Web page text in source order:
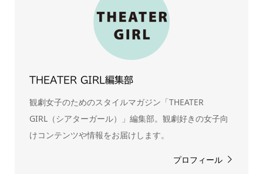
THEATER GIRL編集部
観劇女子のためのスタイルマガジン「THEATER
GIRL（シアターガール）」編集部。観劇好きの女子向
けコンテンツや情報をお届けします。
プロフィール